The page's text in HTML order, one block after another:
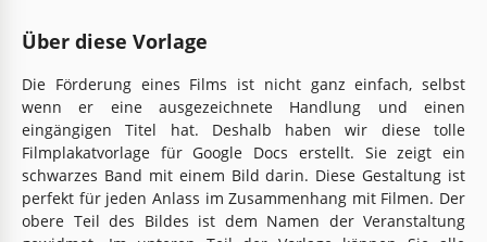
Über diese Vorlage
Die Förderung eines Films ist nicht ganz einfach, selbst
wenn er eine ausgezeichnete Handlung und einen
eingängigen Titel hat. Deshalb haben wir diese tolle
Filmplakatvorlage für Google Docs erstellt. Sie zeigt ein
schwarzes Band mit einem Bild darin. Diese Gestaltung ist
perfekt für jeden Anlass im Zusammenhang mit Filmen. Der
obere Teil des Bildes ist dem Namen der Veranstaltung